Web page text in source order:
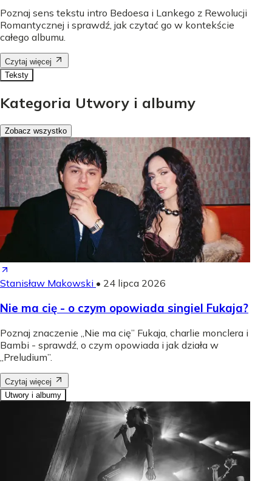
Poznaj sens tekstu intro Bedoesa i Lankego z Rewolucji
Romantycznej i sprawdź, jak czytać go w kontekście
całego albumu.
Czytaj więcej
Teksty
Kategoria Utwory i albumy
Zobacz wszystko
Stanisław Makowski • 24 lipca 2026
Nie ma cię - o czym opowiada singiel Fukaja?
Poznaj znaczenie „Nie ma cię” Fukaja, charlie monclera i
Bambi - sprawdź, o czym opowiada i jak działa w
„Preludium”.
Czytaj więcej
Utwory i albumy